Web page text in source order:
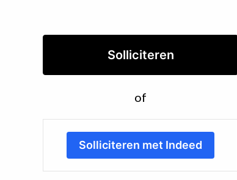
Solliciteren
of
Solliciteren met Indeed